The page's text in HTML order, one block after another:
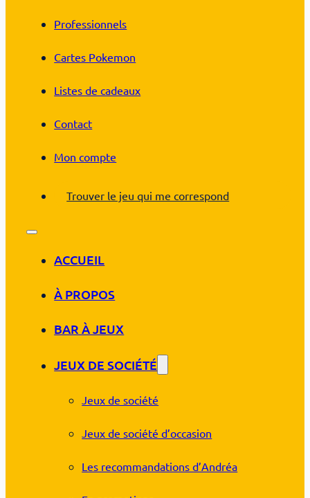
Professionnels
Cartes Pokemon
Listes de cadeaux
Contact
Mon compte
Trouver le jeu qui me correspond
ACCUEIL
À PROPOS
BAR À JEUX
JEUX DE SOCIÉTÉ
Jeux de société
Jeux de société d’occasion
Les recommandations d’Andréa